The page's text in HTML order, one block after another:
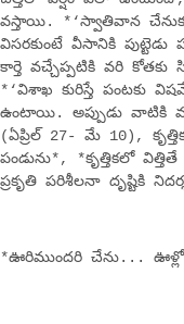
వస్తాయి. *‘స్వాతివాన
విసరకుంటే వీసానికి
కార్తె వచ్చేప్పటికి వరి
*‘విశాఖ కురిస్తే పంటకు
ఉంటాయి. అప్పుడు వాటికి
(ఏప్రిల్‌ 27- మే 10),
పండును*, *కృత్తికలో
ప్రకృతి పరిశీలనా దృష్టికి
*ఊరిముందరి చేను...